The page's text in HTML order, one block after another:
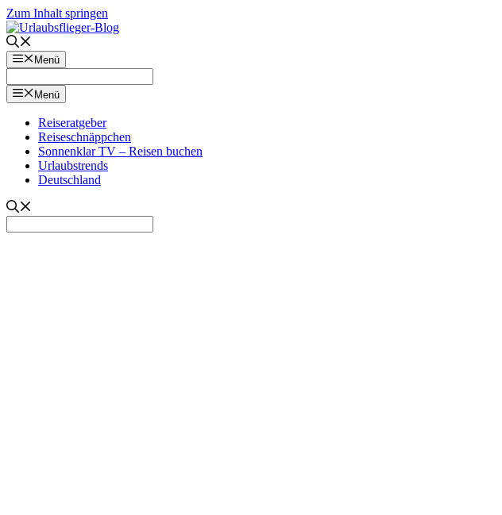
Zum Inhalt springen
Menü
Menü
Reiseratgeber
Reiseschnäppchen
Sonnenklar TV – Reisen buchen
Urlaubstrends
Deutschland